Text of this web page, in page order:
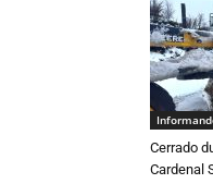
Cerrado
Cardenal